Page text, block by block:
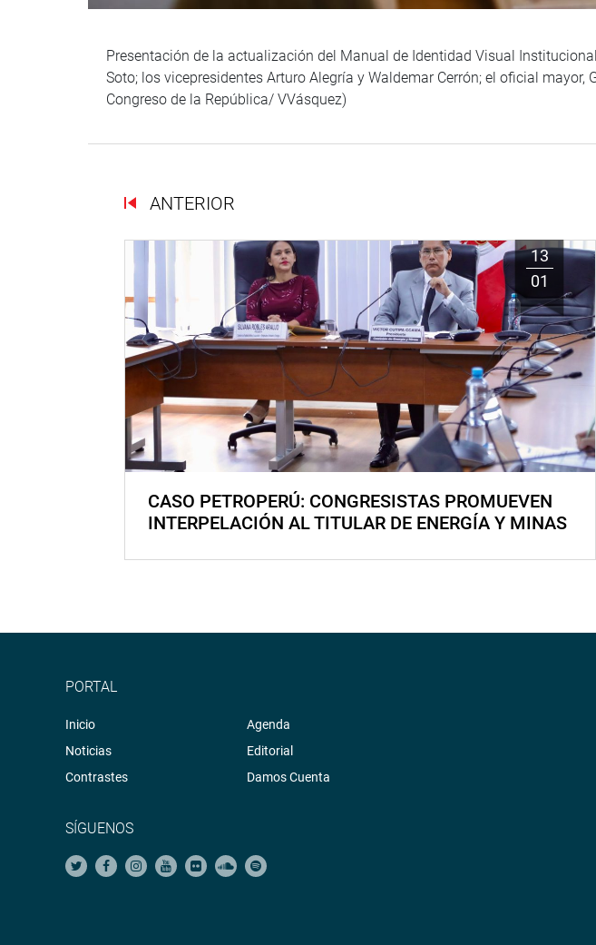
Presentación de la actualización del Manual de Identidad Visual
Soto; los vicepresidentes Arturo Alegría y Waldemar Cerrón; el oficial
Congreso de la República/ VVásquez)
ANTERIOR
13
01
CASO PETROPERÚ: CONGRESISTAS PROMUEVEN
INTERPELACIÓN AL TITULAR DE ENERGÍA Y MINAS
PORTAL
Inicio
Noticias
Contrastes
Agenda
Editorial
Damos Cuenta
SÍGUENOS